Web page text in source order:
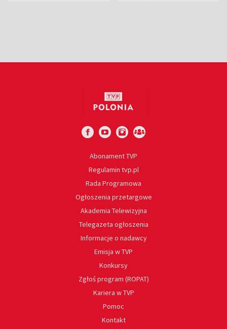
Abonament TVP
Regulamin tvp.pl
Rada Programowa
Ogłoszenia przetargowe
Akademia Telewizyjna
Telegazeta ogłoszenia
Informacje o nadawcy
Emisja w TVP
Konkursy
Zgłoś program (ROPAT)
Kariera w TVP
Pomoc
Kontakt